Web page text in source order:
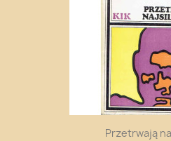
Przetrwają